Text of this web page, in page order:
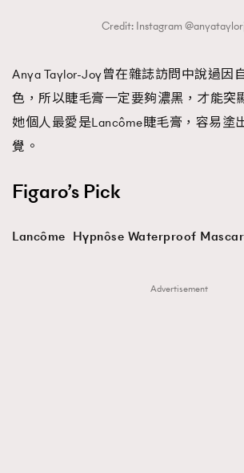
Credit: Instagram
Anya Taylor-Joy曾在雜誌訪問中說過因
色，所以睫毛膏一定要夠濃黑，才能突
她個人最愛是Lancôme睫毛膏，容易塗
覺。
Figaro’s Pick
Lancôme Hypnôse Waterproof
Advertisement